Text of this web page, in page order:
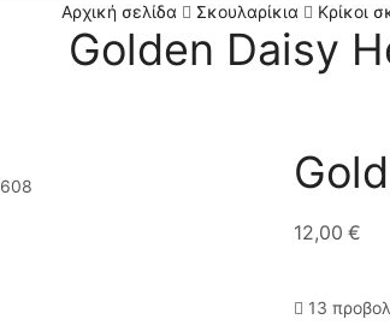
Αρχική σελίδα Σκουλαρίκια Κρίκοι
Golden Daisy
12,00 €
13